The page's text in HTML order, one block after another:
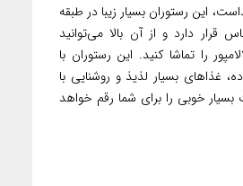
این رستوران بسیار زیبا در طبقه
۳ پتروناس قرار دارد و از آن بالا می‌توانید
را تماشا کنید. این رستوران با
غذاهای بسیار لذیذ و روشنایی با
خوبی را برای شما رقم خواهد